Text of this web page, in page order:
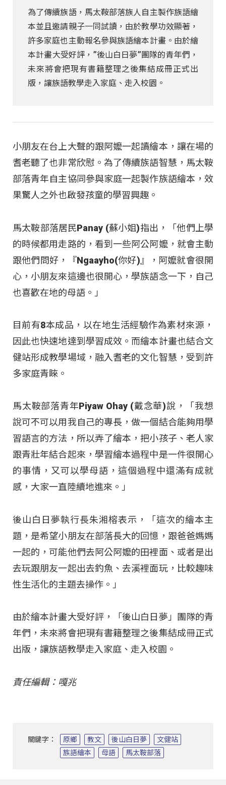
為了傳續族語，馬太鞍部落族人自主製作族語繪
本並且邀請親子一同試讀，由於教學功效顯著，
許多家庭也主動報名參與族語繪本計畫。由於繪
本計畫大受好評，”後山白日夢”團隊的青年們，
未來將會把現有書籍整理之後集結成冊正式出
版，讓族語教學走入家庭、走入校園。
小朋友在台上大聲的跟阿嬤一起讀繪本，讓在場的
耆老聽了也非常欣慰。為了傳續族語智慧，馬太鞍
部落青年自主協同參與家庭一起製作族語繪本，效
果驚人之外也啟發孩童的學習興趣。
馬太鞍部落居民Panay (蘇小姐)指出，「他們上學
的時候都用走路的，看到一些阿公阿嬤，就會主動
跟他們問好，『Ngaayho(你好)』，阿嬤就會很開
心，小朋友來這邊也很開心，學族語念一下，自己
也喜歡在地的母語。」
目前有8本成品，以在地生活經驗作為素材來源，
因此也快速地達到學習成效。而繪本計畫也結合文
健站形成教學場域，融入耆老的文化智慧，受到許
多家庭青睞。
馬太鞍部落青年Piyaw Ohay (戴念華)說，「我想
說可不可以用我自己的專長，做一個結合能夠用學
習語言的方法，所以弄了繪本，把小孩子、老人家
跟青壯年結合起來，學習繪本過程中是一件很開心
的事情，又可以學母語，這個過程中還滿有成就
感，大家一直陸續地進來。」
後山白日夢執行長朱湘榕表示，「這次的繪本主
題，是希望小朋友在部落長大的回憶，跟爸爸媽媽
一起的，可能他們去阿公阿嬤的田裡面、或者是出
去玩跟朋友一起出去釣魚、去溪裡面玩，比較趣味
性生活化的主題去操作。」
由於繪本計畫大受好評，「後山白日夢」團隊的青
年們，未來將會把現有書籍整理之後集結成冊正式
出版，讓族語教學走入家庭、走入校園。
責任編輯：嘎兆
關鍵字： 原鄉 教文 後山白日夢
文健站
族語繪本
母語 馬太鞍部落